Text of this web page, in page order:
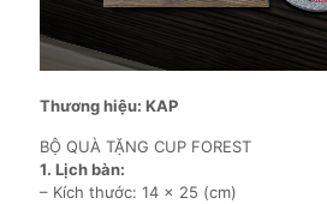
Thương hiệu: KAP
BỘ QUÀ TẶNG CUP FOREST
1. Lịch bàn:
– Kích thước: 14 x 25 (cm)